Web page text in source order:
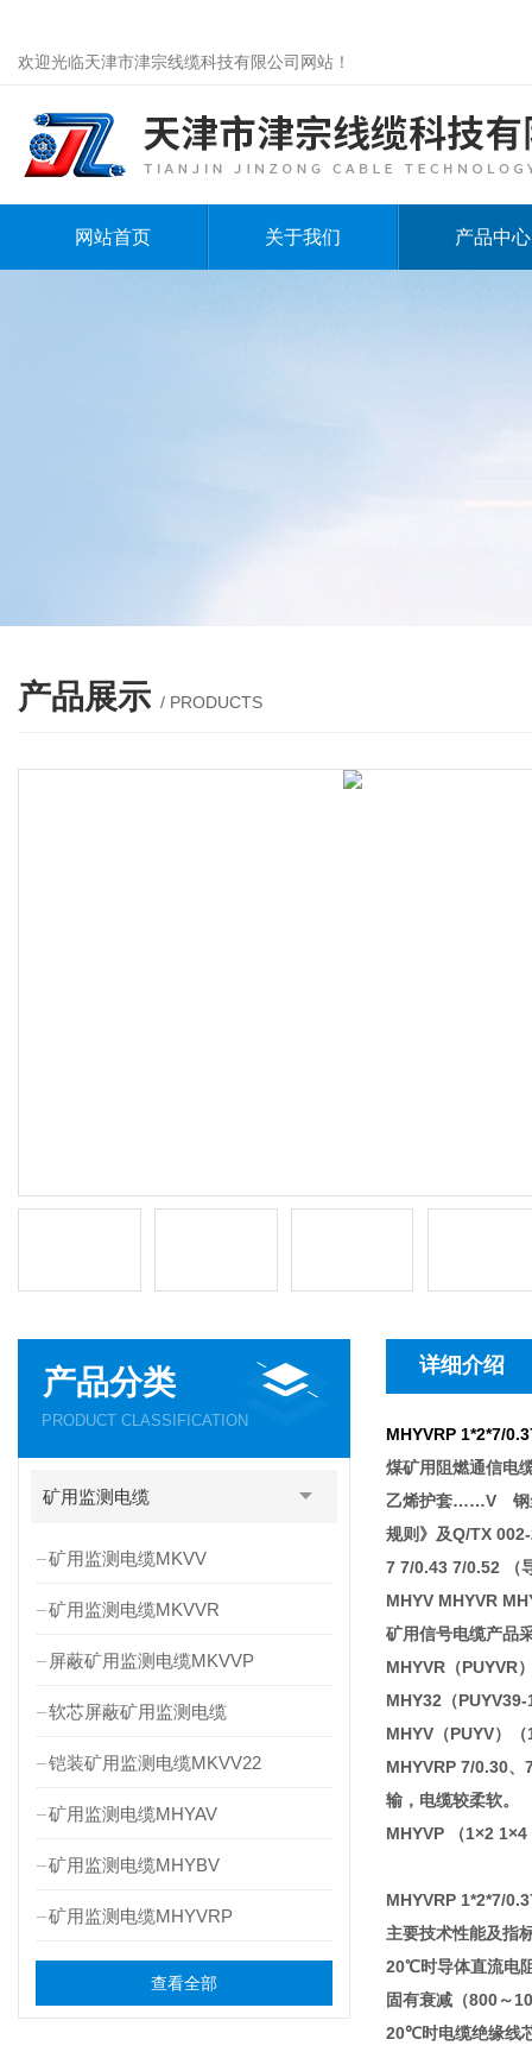
欢迎光临天津市津宗线缆科技有限公司网站！
网站首页 关于我们 产品中心
产品展示 / PRODUCTS
产品分类
PRODUCT CLASSIFICATION
矿用监测电缆
矿用监测电缆MKVV
矿用监测电缆MKVVR
屏蔽矿用监测电缆MKVVP
软芯屏蔽矿用监测电缆
铠装矿用监测电缆MKVV22
矿用监测电缆MHYAV
矿用监测电缆MHYBV
矿用监测电缆MHYVRP
查看全部
详细介绍
MHYVRP 1*2*7/
煤矿用阻燃通信
乙烯护套……V 钢
规则》及Q/TX
7 7/0.43 7/0.52 （
MHYV MHYVR
矿用信号电缆产品
MHYVR（PUYVR
MHY32（
MHYV（PUYV）
MHYVRP 7/0.30
输，电缆较柔软。
MHYVP （1×2
MHYVRP 1*2*7/
主要技术性能及指
20℃时导体直流电
固有衰减（800～
20℃时电缆绝缘线